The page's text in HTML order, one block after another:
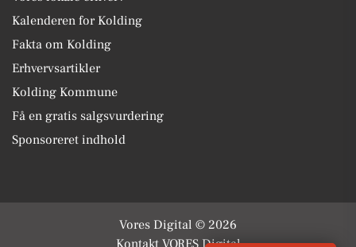
Kalenderen for Kolding
Fakta om Kolding
Erhvervsartikler
Kolding Kommune
Få en gratis salgsvurdering
Sponsoreret indhold
Vores Digital © 2026
Kontakt VORES Digital